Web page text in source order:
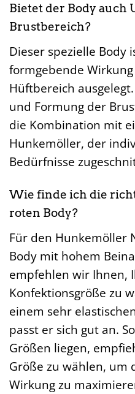
Bietet der Body auch
Brustbereich?
Dieser spezielle Body
formgebende
Hüftbereich
und Formung der
die Kombination mit
Hunkemöller, der
Bedürfnisse
Wie finde ich die
roten Body?
Für den Hunkemöller
Body mit hohem
empfehlen wir Ihnen,
Konfektionsgröße zu
einem sehr
passt er sich gut an.
Größen liegen,
Größe zu wählen, um
Wirkung zu